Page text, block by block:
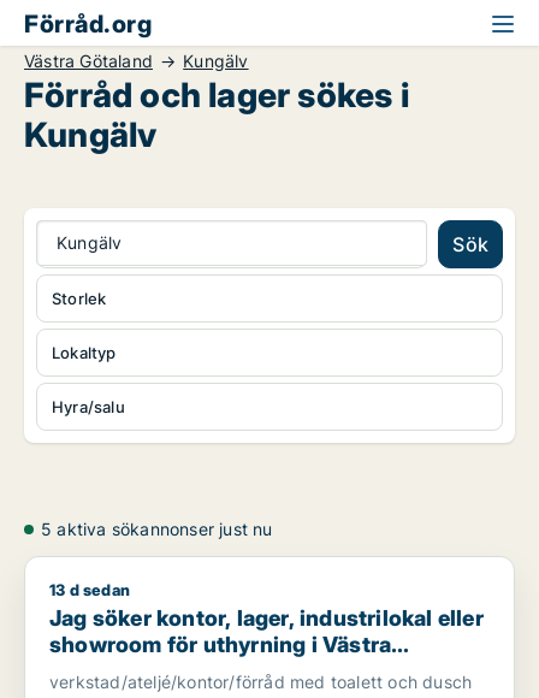
Förråd.org
Västra Götaland Kungälv
Förråd och lager sökes i
Kungälv
Kungälv Sök
Lokaltyp
Hyra/salu
Storlek
5 aktiva sökannonser just nu
Jag söker kontor, lager, industrilokal eller showroom för
13 d sedan
Jag söker kontor, lager, industrilokal eller
showroom för uthyrning i Västra
Götaland
verkstad/ateljé/kontor/förråd med toalett och dusch